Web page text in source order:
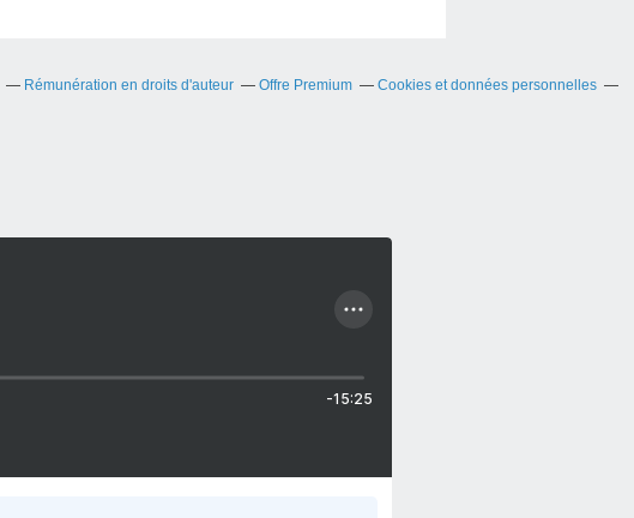
Rémunération en droits d'auteur Offre Premium
Cookies et données personnelles
-15:25